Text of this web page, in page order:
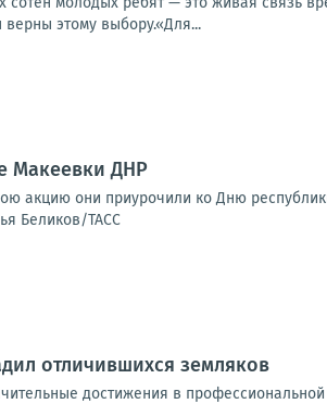
этому выбору.«Для...
Макеевки ДНР
акцию они приурочили ко Дню
Беликов/ТАСС
отличившихся земляков
достижения в профессиональной